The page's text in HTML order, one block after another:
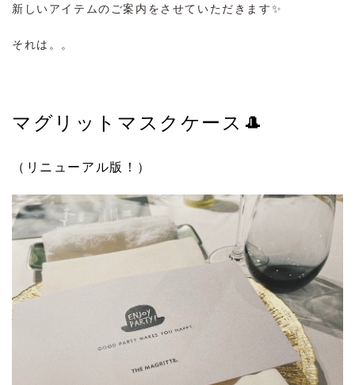
新しいアイテムのご案内をさせていただきます✨
それは。。
マグリットマスクケース🎩
（リニューアル版！）